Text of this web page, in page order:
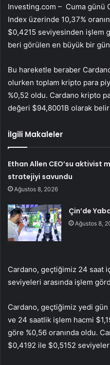
Investing.com – Cuma günü
Index üzerinde 10,37%
$0,4215 seviyesinden işlem
beri görülen en büyük bir
Bu hareketle beraber
olurken toplam kripto para
%0,52 oldu. Cardano kripto
değeri $94,8001B olarak
İlgili Makaleler
Ethan Allen CEO’su aktivist
stratejiyi savundu
Ağustos 8, 2026
Çin’de
Ağustos 8,
Cardano, geçtiğimiz 24 saat
seviyeleri arasında işlem
Cardano, geçtiğimiz yedi
ve 24 saatlik işlem hacmi
göre %0,56 oranında oldu.
$0,4192 ile $0,5152